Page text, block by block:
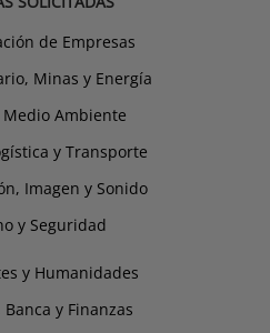
de Empresas
Minas y Energía
Medio Ambiente
y Transporte
Imagen y Sonido
y Seguridad
y Humanidades
Banca y Finanzas